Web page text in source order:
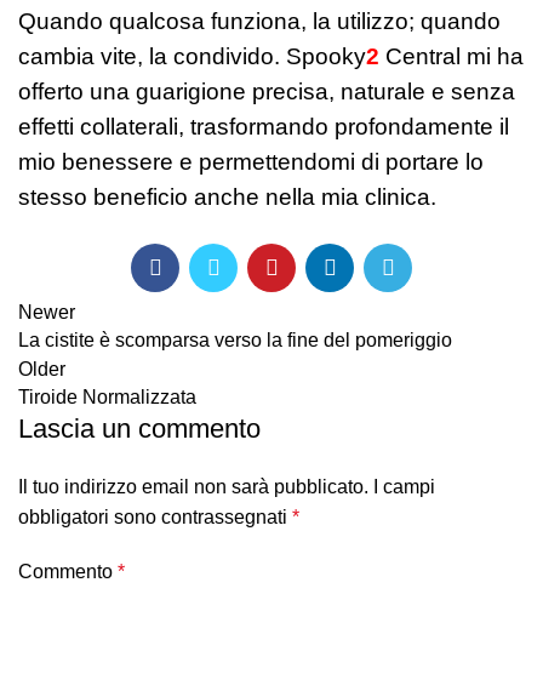
Quando qualcosa funziona, la utilizzo; quando
cambia vite, la condivido. Spooky2 Central mi ha
offerto una guarigione precisa, naturale e senza
effetti collaterali, trasformando profondamente il
mio benessere e permettendomi di portare lo
stesso beneficio anche nella mia clinica.
Newer
La cistite è scomparsa verso la fine del pomeriggio
Older
Tiroide Normalizzata
Lascia un commento
Il tuo indirizzo email non sarà pubblicato.
I campi
obbligatori sono contrassegnati *
Commento *